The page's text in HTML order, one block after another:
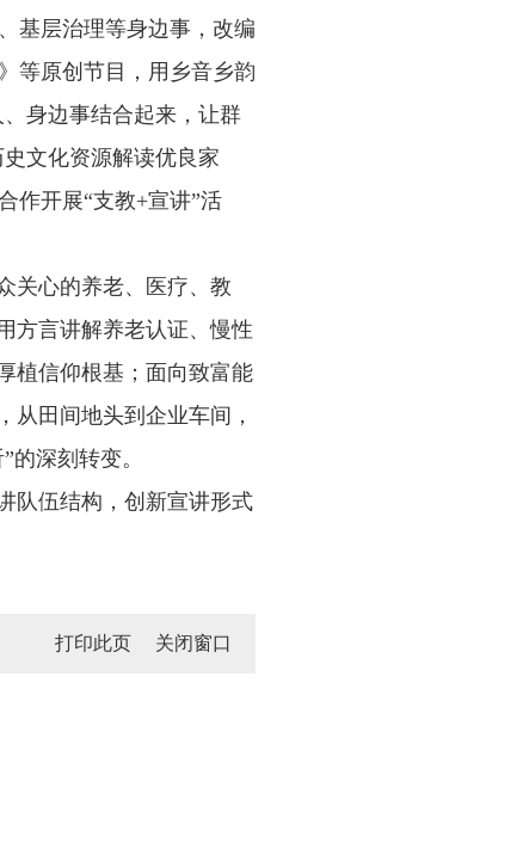
基层治理等身边事，改编
等原创节目，用乡音乡韵
身边事结合起来，让群
文化资源解读优良家
作开展“支教+宣讲”活
关心的养老、医疗、教
方言讲解养老认证、慢性
植信仰根基；面向致富能
从田间地头到企业车间，
深刻转变。
队伍结构，创新宣讲形式
打印此页 关闭窗口